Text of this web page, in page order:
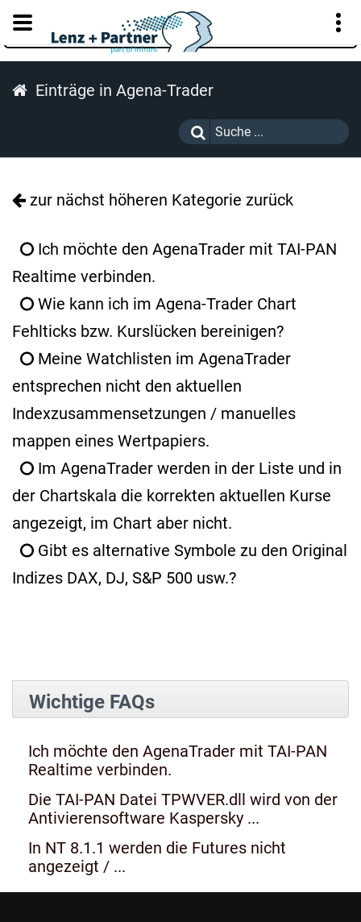
KUNDENPORTAL
Einträge in Agena-Trader
zur nächst höheren Kategorie zurück
Ich möchte den AgenaTrader mit TAI-PAN
Realtime verbinden.
Wie kann ich im Agena-Trader Chart
Fehlticks bzw. Kurslücken bereinigen?
Meine Watchlisten im AgenaTrader
entsprechen nicht den aktuellen
Indexzusammensetzungen / manuelles
mappen eines Wertpapiers.
Im AgenaTrader werden in der Liste und in
der Chartskala die korrekten aktuellen Kurse
angezeigt, im Chart aber nicht.
Gibt es alternative Symbole zu den Original
Indizes DAX, DJ, S&P 500 usw.?
Wichtige FAQs
Ich möchte den AgenaTrader mit TAI-PAN
Realtime verbinden.
Die TAI-PAN Datei TPWVER.dll wird von der
Antivierensoftware Kaspersky ...
In NT 8.1.1 werden die Futures nicht
angezeigt / ...